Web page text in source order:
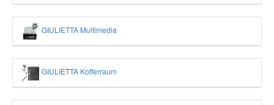
GIULIETTA Multimedia
GIULIETTA Kofferraum